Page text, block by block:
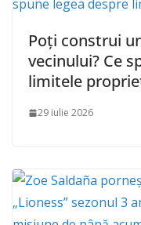
Poți construi
vecinului? Ce
limitele
29 iulie 2026